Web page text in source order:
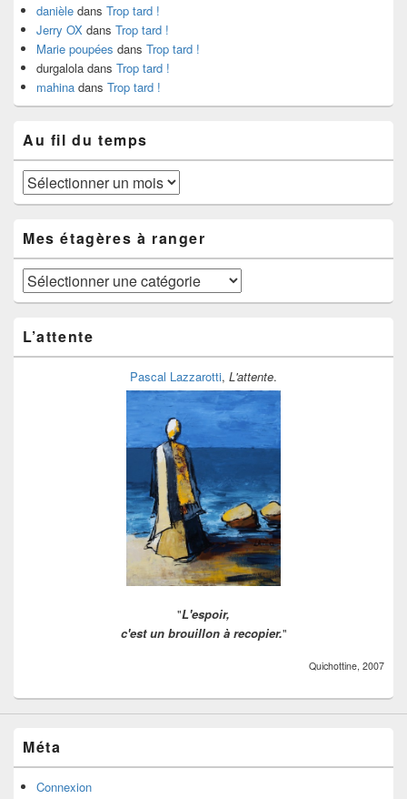
danièle dans Trop tard !
Jerry OX dans Trop tard !
Marie poupées dans Trop tard !
durgalola dans Trop tard !
mahina dans Trop tard !
Au fil du temps
Au
fil
temps
Mes étagères à ranger
Mes
étagères
ranger
L’attente
Pascal Lazzarotti, L'attente.
"L'espoir,
c'est un brouillon à recopier."
Quichottine, 2007
Méta
Connexion